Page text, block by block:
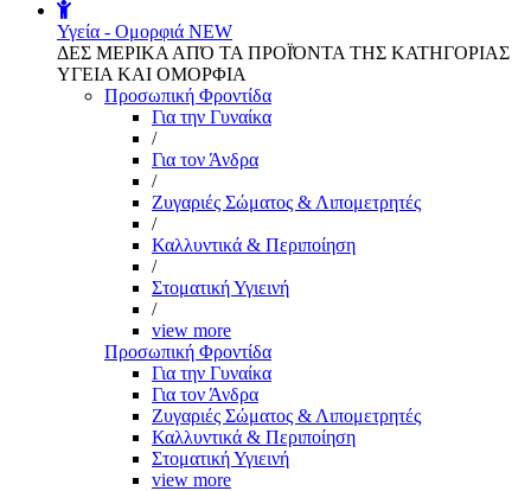
Υγεία - Ομορφιά NEW
ΔΕΣ ΜΕΡΙΚΑ ΑΠΌ ΤΑ ΠΡΟΪΌΝΤΑ ΤΗΣ ΚΑΤΗΓΟΡΙΑΣ
ΥΓΕΙΑ ΚΑΙ ΟΜΟΡΦΙΑ
Προσωπική Φροντίδα
Για την Γυναίκα
/
Για τον Άνδρα
/
Ζυγαριές Σώματος & Λιπομετρητές
/
Καλλυντικά & Περιποίηση
/
Στοματική Υγιεινή
/
view more
Προσωπική Φροντίδα
Για την Γυναίκα
Για τον Άνδρα
Ζυγαριές Σώματος & Λιπομετρητές
Καλλυντικά & Περιποίηση
Στοματική Υγιεινή
view more